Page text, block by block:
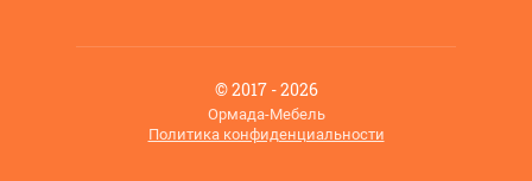
© 2017 - 2026
Ормада-Мебель
Политика конфиденциальности